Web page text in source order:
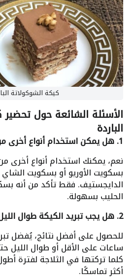
كيكة الشوكولاتة
الأسئلة الشائعة حول
الباردة
1. هل يمكن استخدام أنواع أخرى من البسكويت؟
نعم، يمكنك استخدام أنواع أخرى
بسكويت الأوريو أو بسكويت
الدايجستيف. فقط تأكد من أنه
الحليب بسهولة.
2. هل يجب تبريد الكيكة طوال الليل؟
ساعات على الأقل أو طوال الليل
كلما تركتها في الثلاجة لفترة
أكثر تماسكًا.